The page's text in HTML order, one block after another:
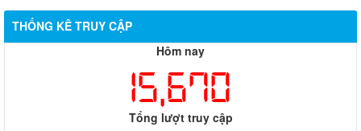
THỐNG KÊ TRUY CẬP
Hôm nay
15,670
Tổng lượt truy cập